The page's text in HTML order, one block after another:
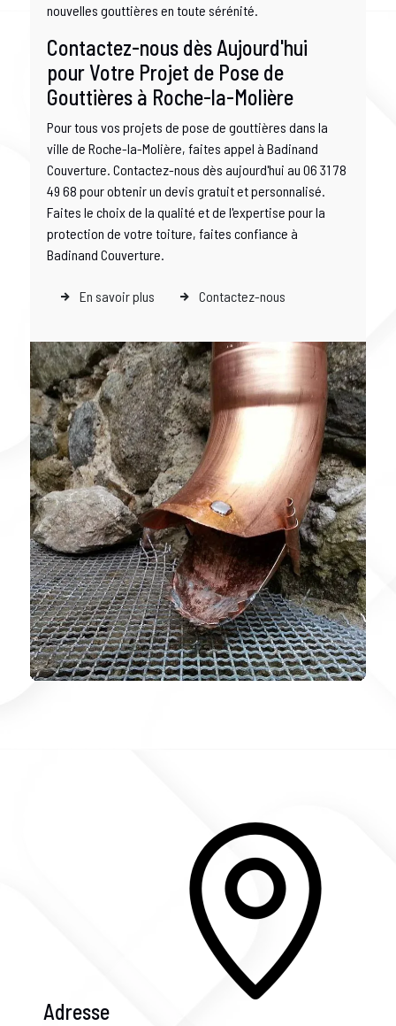
nouvelles gouttières en toute sérénité.
Contactez-nous dès Aujourd'hui
pour Votre Projet de Pose de
Gouttières à Roche-la-Molière
Pour tous vos projets de pose de gouttières dans la
ville de Roche-la-Molière, faites appel à Badinand
Couverture. Contactez-nous dès aujourd'hui au 06 31 78
49 68 pour obtenir un devis gratuit et personnalisé.
Faites le choix de la qualité et de l'expertise pour la
protection de votre toiture, faites confiance à
Badinand Couverture.
En savoir plus Contactez-nous
Adresse